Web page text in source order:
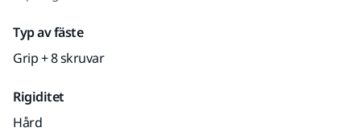
Typ av fäste
Grip + 8 skruvar
Rigiditet
Hård